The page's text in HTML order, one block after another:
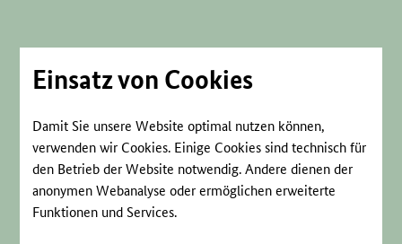
Einsatz von Cookies
Damit Sie unsere Website optimal nutzen können,
verwenden wir Cookies. Einige Cookies sind technisch für
den Betrieb der Website notwendig. Andere dienen der
anonymen Webanalyse oder ermöglichen erweiterte
Funktionen und Services.